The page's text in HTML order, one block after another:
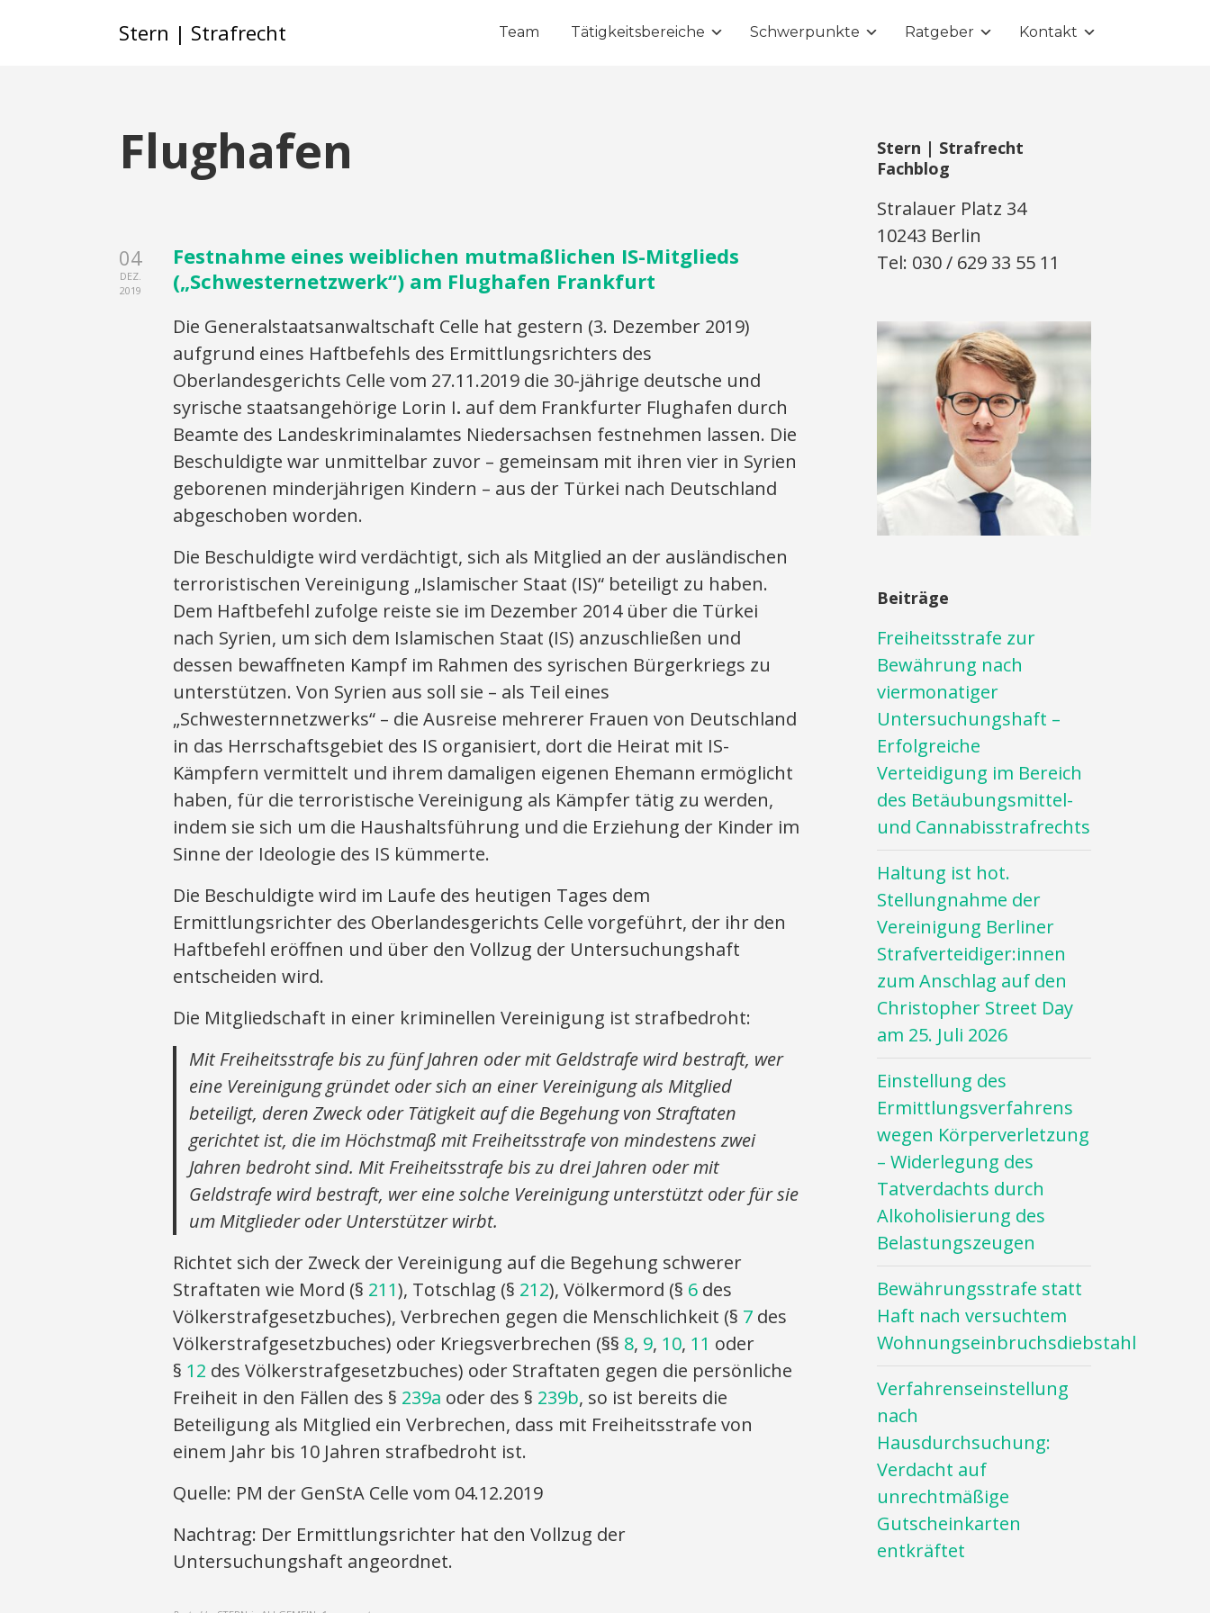
Stern | Strafrecht Team Tätigkeitsbereiche Schwerpunkte Ratgeber Kontakt
Flughafen
04
DEZ.
2019
Festnahme eines weiblichen mutmaßlichen IS-Mitglieds
(„Schwesternetzwerk“) am Flughafen Frankfurt
Die Generalstaatsanwaltschaft Celle hat gestern (3. Dezember 2019)
aufgrund eines Haftbefehls des Ermittlungsrichters des
Oberlandesgerichts Celle vom 27.11.2019 die 30-jährige deutsche und
syrische staatsangehörige Lorin I. auf dem Frankfurter Flughafen durch
Beamte des Landeskriminalamtes Niedersachsen festnehmen lassen. Die
Beschuldigte war unmittelbar zuvor – gemeinsam mit ihren vier in Syrien
geborenen minderjährigen Kindern – aus der Türkei nach Deutschland
abgeschoben worden.
Die Beschuldigte wird verdächtigt, sich als Mitglied an der ausländischen
terroristischen Vereinigung „Islamischer Staat (IS)“ beteiligt zu haben.
Dem Haftbefehl zufolge reiste sie im Dezember 2014 über die Türkei
nach Syrien, um sich dem Islamischen Staat (IS) anzuschließen und
dessen bewaffneten Kampf im Rahmen des syrischen Bürgerkriegs zu
unterstützen. Von Syrien aus soll sie – als Teil eines
„Schwesternnetzwerks“ – die Ausreise mehrerer Frauen von Deutschland
in das Herrschaftsgebiet des IS organisiert, dort die Heirat mit IS-
Kämpfern vermittelt und ihrem damaligen eigenen Ehemann ermöglicht
haben, für die terroristische Vereinigung als Kämpfer tätig zu werden,
indem sie sich um die Haushaltsführung und die Erziehung der Kinder im
Sinne der Ideologie des IS kümmerte.
Die Beschuldigte wird im Laufe des heutigen Tages dem
Ermittlungsrichter des Oberlandesgerichts Celle vorgeführt, der ihr den
Haftbefehl eröffnen und über den Vollzug der Untersuchungshaft
entscheiden wird.
Die Mitgliedschaft in einer kriminellen Vereinigung ist strafbedroht:
Mit Freiheitsstrafe bis zu fünf Jahren oder mit Geldstrafe wird bestraft, wer
eine Vereinigung gründet oder sich an einer Vereinigung als Mitglied
beteiligt, deren Zweck oder Tätigkeit auf die Begehung von Straftaten
gerichtet ist, die im Höchstmaß mit Freiheitsstrafe von mindestens zwei
Jahren bedroht sind. Mit Freiheitsstrafe bis zu drei Jahren oder mit
Geldstrafe wird bestraft, wer eine solche Vereinigung unterstützt oder für sie
um Mitglieder oder Unterstützer wirbt.
Richtet sich der Zweck der Vereinigung auf die Begehung schwerer
Straftaten wie Mord (§ 211), Totschlag (§ 212), Völkermord (§ 6 des
Völkerstrafgesetzbuches), Verbrechen gegen die Menschlichkeit (§ 7 des
Völkerstrafgesetzbuches) oder Kriegsverbrechen (§§ 8, 9, 10, 11 oder
§ 12 des Völkerstrafgesetzbuches) oder Straftaten gegen die persönliche
Freiheit in den Fällen des § 239a oder des § 239b, so ist bereits die
Beteiligung als Mitglied ein Verbrechen, dass mit Freiheitsstrafe von
einem Jahr bis 10 Jahren strafbedroht ist.
Quelle: PM der GenStA Celle vom 04.12.2019
Nachtrag: Der Ermittlungsrichter hat den Vollzug der
Untersuchungshaft angeordnet.
Stern | Strafrecht
Fachblog
Stralauer Platz 34
10243 Berlin
Tel: 030 / 629 33 55 11
Beiträge
Freiheitsstrafe zur
Bewährung nach
viermonatiger
Untersuchungshaft –
Erfolgreiche
Verteidigung im Bereich
des Betäubungsmittel-
und Cannabisstrafrechts
Haltung ist hot.
Stellungnahme der
Vereinigung Berliner
Strafverteidiger:innen
zum Anschlag auf den
Christopher Street Day
am 25. Juli 2026
Einstellung des
Ermittlungsverfahrens
wegen Körperverletzung
– Widerlegung des
Tatverdachts durch
Alkoholisierung des
Belastungszeugen
Bewährungsstrafe statt
Haft nach versuchtem
Wohnungseinbruchsdiebstahl
Verfahrenseinstellung
nach
Hausdurchsuchung:
Verdacht auf
unrechtmäßige
Gutscheinkarten
entkräftet